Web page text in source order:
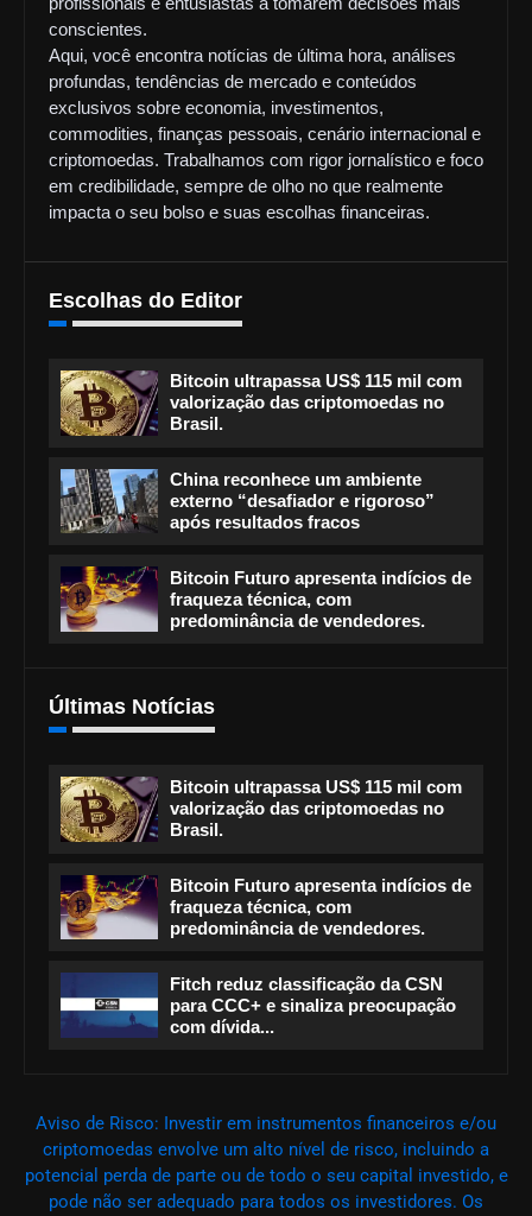
conscientes.
Aqui, você encontra notícias de última hora, análises
profundas, tendências de mercado e conteúdos
exclusivos sobre economia, investimentos,
commodities, finanças pessoais, cenário internacional e
criptomoedas. Trabalhamos com rigor jornalístico e foco
em credibilidade, sempre de olho no que realmente
impacta o seu bolso e suas escolhas financeiras.
Escolhas do Editor
Bitcoin ultrapassa US$ 115 mil com
valorização das criptomoedas no
Brasil.
China reconhece um ambiente
externo “desafiador e rigoroso”
após resultados fracos
Bitcoin Futuro apresenta indícios de
fraqueza técnica, com
predominância de vendedores.
Últimas Notícias
Bitcoin ultrapassa US$ 115 mil com
valorização das criptomoedas no
Brasil.
Bitcoin Futuro apresenta indícios de
fraqueza técnica, com
predominância de vendedores.
Fitch reduz classificação da CSN
para CCC+ e sinaliza preocupação
com dívida...
Aviso de Risco: Investir em instrumentos financeiros e/ou
criptomoedas envolve um alto nível de risco, incluindo a
potencial perda de parte ou de todo o seu capital investido, e
pode não ser adequado para todos os investidores. Os